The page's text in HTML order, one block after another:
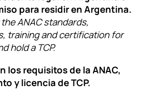
para residir en Argentina.
ANAC standards,
training and certification for
hold a TCP.
los requisitos de la ANAC,
y licencia de TCP.